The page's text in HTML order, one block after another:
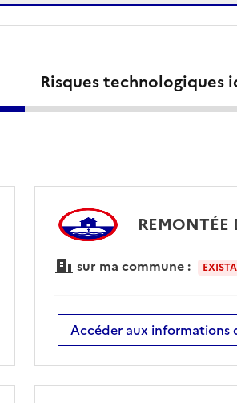
Risques technologiques
REMONTÉE
sur ma commune :
Accéder aux informations